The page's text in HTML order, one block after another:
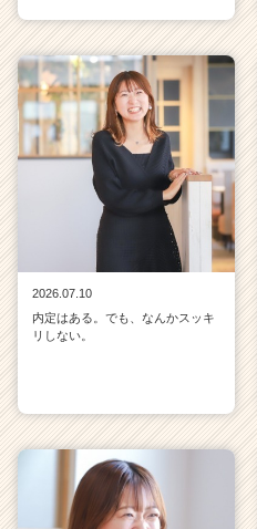
2026.07.10
内定はある。でも、なんかスッキ
リしない。